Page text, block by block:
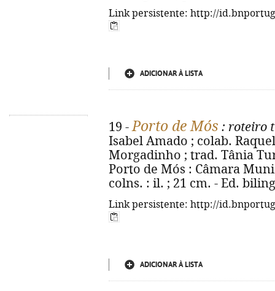
Link persistente: http://
ADICIONAR À LISTA
19 -Porto de Mós : roteiro
Isabel Amado ; colab.
Morgadinho ; trad. Tânia
Porto de Mós : Câmara
colns. : il. ; 21 cm. - Ed.
Link persistente: http://
ADICIONAR À LISTA